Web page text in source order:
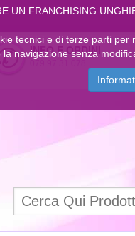
UN FRANCHISING
INFO E ORDINI
tecnici e di terze parti
la navigazione senza